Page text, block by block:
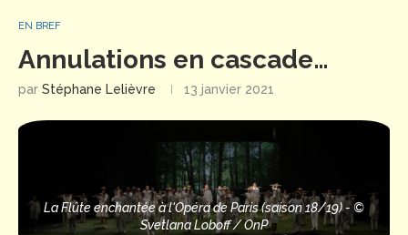
EN BREF
Annulations en cascade…
par Stéphane Lelièvre 13 janvier 2021
La Flûte enchantéeà l'Opéra de Paris (saison 18/19) - ©
Svetlana Loboff / OnP